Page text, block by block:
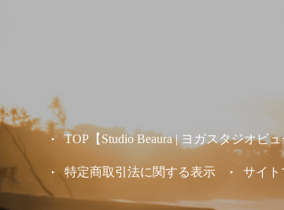
TOP【Studio Beaura | ヨガスタジオビ
特定商取引法に関する表示 サイト